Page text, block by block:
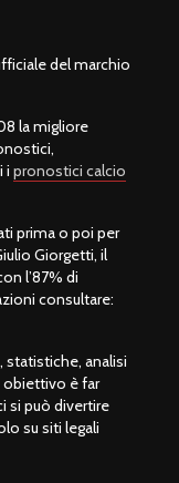
del marchio
la migliore
i pronostici calcio
prima o poi per
Giorgetti, il
l’87% di
consultare:
statistiche, analisi
obiettivo è far
si può divertire
su siti legali